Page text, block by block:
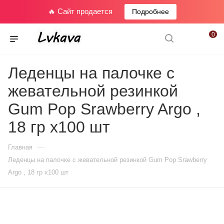
🔥 Сайт продается Подробнее
0
Леденцы на палочке с
жевательной резинкой
Gum Pop Srawberry Argo ,
18 гр х100 шт
Главная —
Леденцы на палочке с жевательной резинкой Gum Pop Srawberry
Argo , 18 гр х100 шт